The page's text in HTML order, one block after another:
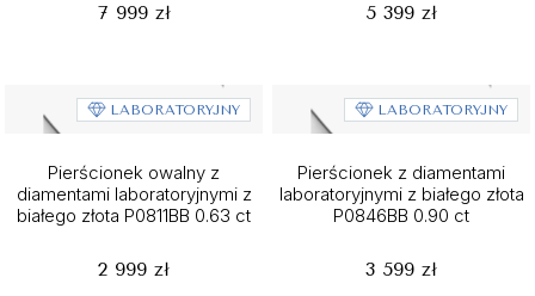
7 999 zł 5 399 zł
LABORATORYJNY
Pierścionek owalny z
diamentami laboratoryjnymi z
białego złota P0811BB 0.63 ct
2 999 zł
LABORATORYJNY
Pierścionek z diamentami
laboratoryjnymi z białego złota
P0846BB 0.90 ct
3 599 zł